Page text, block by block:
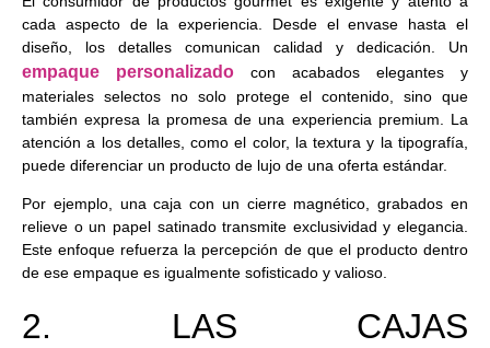
cada aspecto de la experiencia. Desde el envase hasta el
diseño, los detalles comunican calidad y dedicación. Un
empaque personalizado con acabados elegantes y
materiales selectos no solo protege el contenido, sino que
también expresa la promesa de una experiencia premium. La
atención a los detalles, como el color, la textura y la tipografía,
puede diferenciar un producto de lujo de una oferta estándar.
Por ejemplo, una caja con un cierre magnético, grabados en
relieve o un papel satinado transmite exclusividad y elegancia.
Este enfoque refuerza la percepción de que el producto dentro
de ese empaque es igualmente sofisticado y valioso.
2. LAS CAJAS